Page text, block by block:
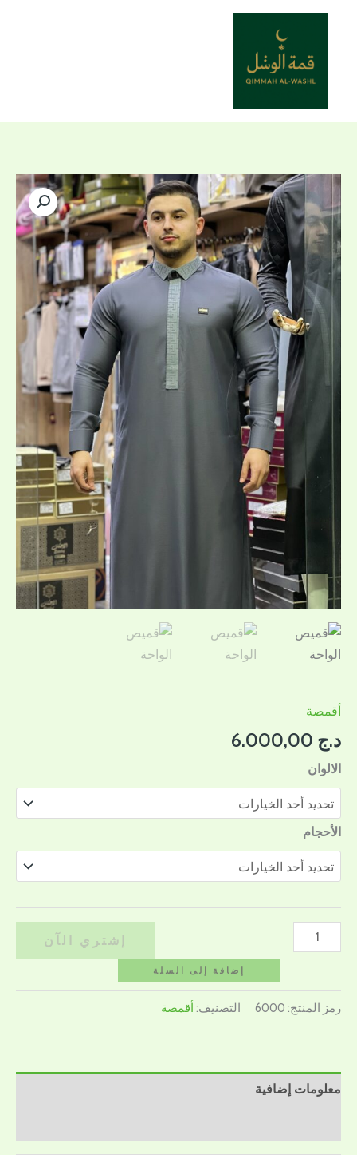
تخطي
أقمصة
د.ج
الالوان
الأحجام
إشتري الآن
كمية
قميص
الواحة
إضافة إلى السلة
رمز المنتج: 6000 التصنيف: أقمصة
معلومات إضافية